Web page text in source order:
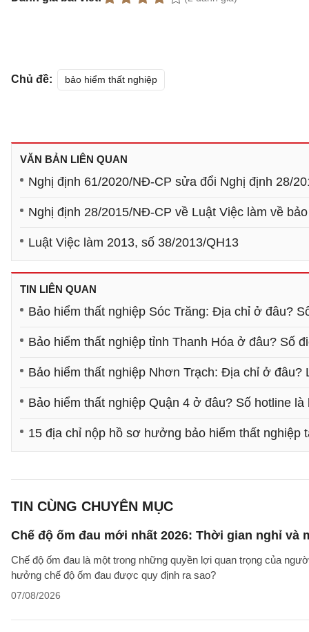
Chủ đề: bảo hiểm thất nghiệp
VĂN BẢN LIÊN QUAN
Nghị định 61/2020/NĐ-CP sửa đổi Nghị định 28/
Nghị định 28/2015/NĐ-CP về Luật Việc làm về
Luật Việc làm 2013, số 38/2013/QH13
TIN LIÊN QUAN
Bảo hiểm thất nghiệp Sóc Trăng: Địa chỉ ở đâu?
Bảo hiểm thất nghiệp tỉnh Thanh Hóa ở đâu? Số
Bảo hiểm thất nghiệp Nhơn Trạch: Địa chỉ ở đâu?
Bảo hiểm thất nghiệp Quận 4 ở đâu? Số hotline là
15 địa chỉ nộp hồ sơ hưởng bảo hiểm thất nghiệp
TIN CÙNG CHUYÊN MỤC
Chế độ ốm đau mới nhất 2026: Thời gian nghỉ và
Chế độ ốm đau là một trong những quyền lợi quan trọng của
hưởng chế độ ốm đau được quy định ra sao?
07/08/2026